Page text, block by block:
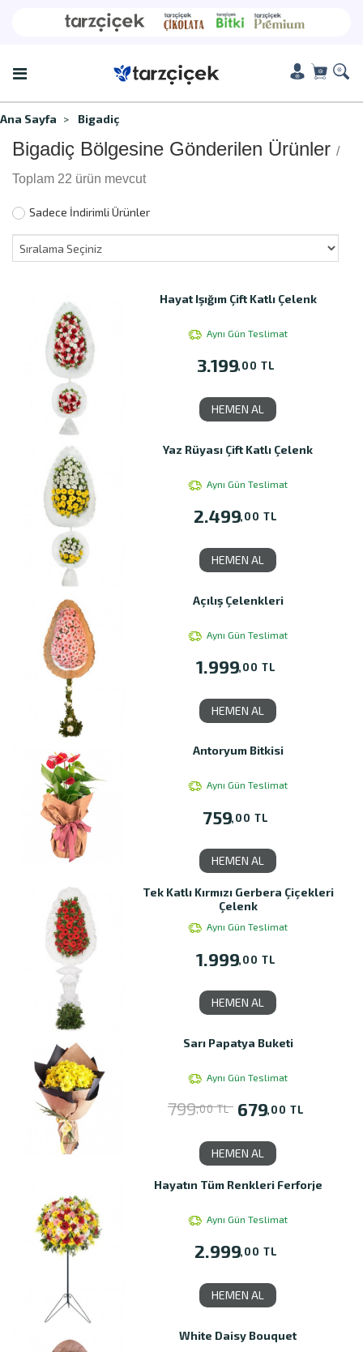
Ana Sayfa Bigadiç
Bigadiç Bölgesine Gönderilen Ürünler /
Toplam 22 ürün mevcut
Sadece İndirimli Ürünler
Hayat Işığım Çift Katlı Çelenk
Aynı Gün Teslimat
3.199,00 TL
HEMEN AL
Yaz Rüyası Çift Katlı Çelenk
Aynı Gün Teslimat
2.499,00 TL
HEMEN AL
Açılış Çelenkleri
Aynı Gün Teslimat
1.999,00 TL
HEMEN AL
Antoryum Bitkisi
Aynı Gün Teslimat
759,00 TL
HEMEN AL
Tek Katlı Kırmızı Gerbera Çiçekleri
Çelenk
Aynı Gün Teslimat
1.999,00 TL
HEMEN AL
Sarı Papatya Buketi
Aynı Gün Teslimat
799,00 TL 679,00 TL
HEMEN AL
Hayatın Tüm Renkleri Ferforje
Aynı Gün Teslimat
2.999,00 TL
HEMEN AL
White Daisy Bouquet